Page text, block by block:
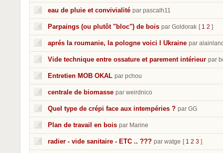
eau de pluie et convivialité par pascalh11
Parpaings (ou plutôt "bloc") de bois par Goldorak [ 1 2 ]
aprés la roumanie, la pologne voici l Ukraine par
Vide technique entre ossature et parement intérieur par
Entretien MOB OKAL par pchou
centrale de biomasse par weirdnico
Quel type de crépi face aux intempéries ? par GG
Plan de travail en bois par Marine
radier - vide sanitaire - ETC .. ??? par watge [ 1 2 3 ]